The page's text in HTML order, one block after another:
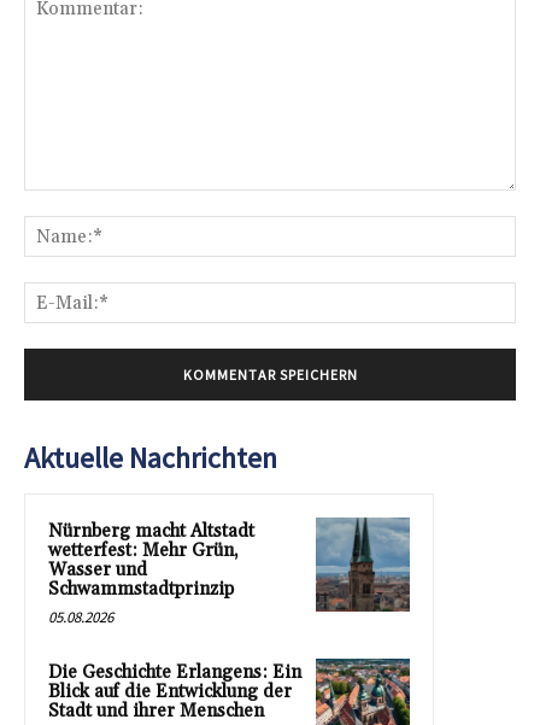
Aktuelle Nachrichten
Nürnberg macht Altstadt
wetterfest: Mehr Grün,
Wasser und
Schwammstadtprinzip
05.08.2026
Die Geschichte Erlangens: Ein
Blick auf die Entwicklung der
Stadt und ihrer Menschen